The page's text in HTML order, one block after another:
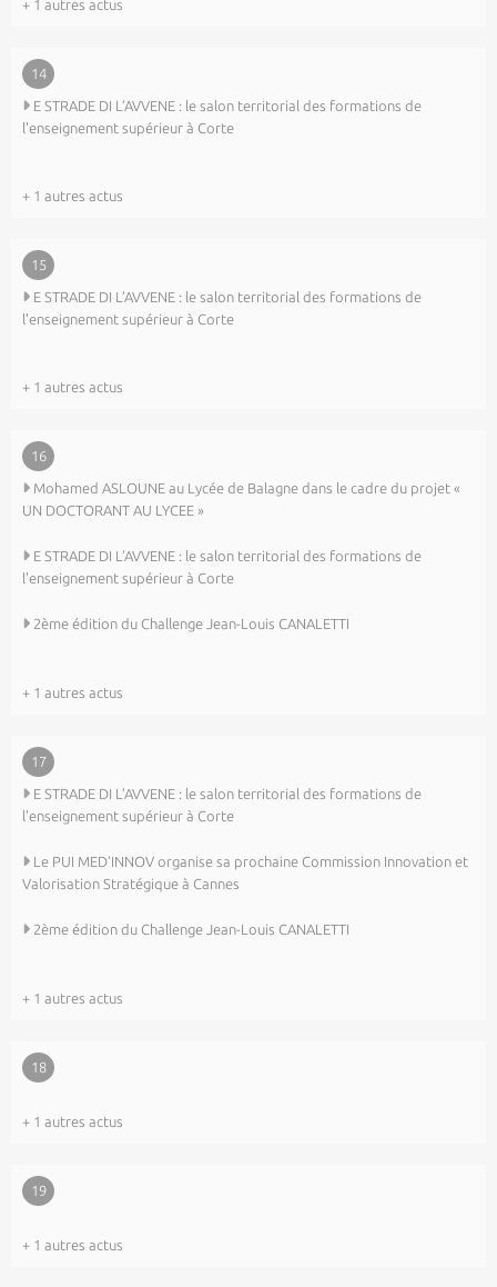
+ 1 autres actus
14
E STRADE DI L’AVVENE : le salon territorial des formations de
l'enseignement supérieur à Corte
+ 1 autres actus
15
E STRADE DI L’AVVENE : le salon territorial des formations de
l'enseignement supérieur à Corte
+ 1 autres actus
16
Mohamed ASLOUNE au Lycée de Balagne dans le cadre du projet «
UN DOCTORANT AU LYCEE »
E STRADE DI L’AVVENE : le salon territorial des formations de
l'enseignement supérieur à Corte
2ème édition du Challenge Jean-Louis CANALETTI
+ 1 autres actus
17
E STRADE DI L’AVVENE : le salon territorial des formations de
l'enseignement supérieur à Corte
Le PUI MED’INNOV organise sa prochaine Commission Innovation et
Valorisation Stratégique à Cannes
2ème édition du Challenge Jean-Louis CANALETTI
+ 1 autres actus
18
+ 1 autres actus
19
+ 1 autres actus